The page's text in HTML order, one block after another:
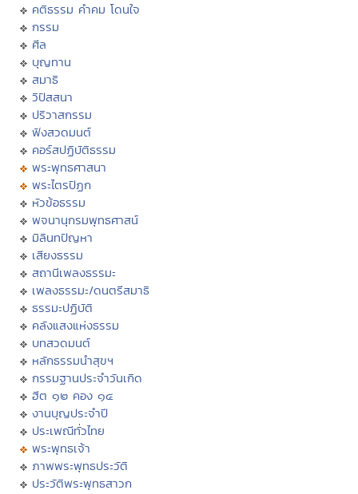
คติธรรม คำคม โดนใจ
กรรม
ศีล
บุญทาน
สมาธิ
วิปัสสนา
ปริวาสกรรม
ฟังสวดมนต์
คอร์สปฏิบัติธรรม
พระพุทธศาสนา
พระไตรปิฏก
หัวข้อธรรม
พจนานุกรมพุทธศาสน์
มิลินทปัญหา
เสียงธรรม
สถานีเพลงธรรมะ
เพลงธรรมะ/ดนตรีสมาธิ
ธรรมะปฏิบัติ
คลังแสงแห่งธรรม
บทสวดมนต์
หลักธรรมนำสุขฯ
กรรมฐานประจำวันเกิด
ฮีต ๑๒ คอง ๑๔
งานบุญประจำปี
ประเพณีทั่วไทย
พระพุทธเจ้า
ภาพพระพุทธประวัติ
ประวัติพระพุทธสาวก